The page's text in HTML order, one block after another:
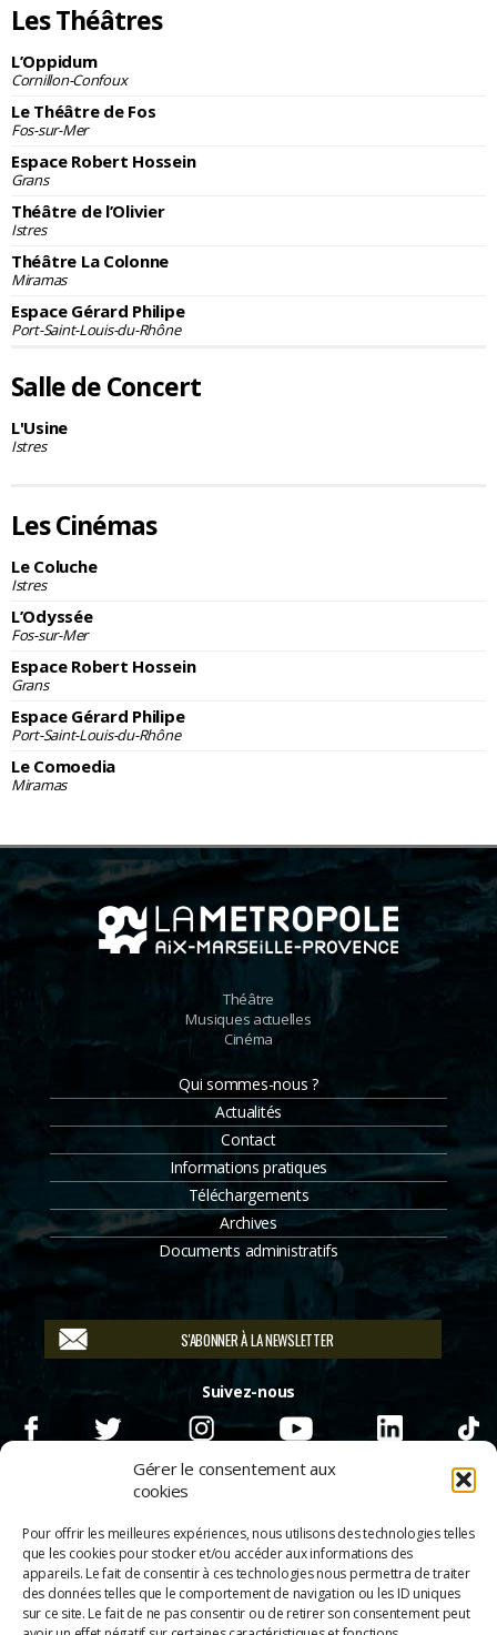
Gérer le consentement aux
cookies
Pour offrir les meilleures expériences, nous utilisons des technologies telles
que les cookies pour stocker et/ou accéder aux informations des
appareils. Le fait de consentir à ces technologies nous permettra de traiter
des données telles que le comportement de navigation ou les ID uniques
sur ce site. Le fait de ne pas consentir ou de retirer son consentement peut
Les Théâtres
L’Oppidum
Cornillon-Confoux
Le Théâtre de Fos
Fos-sur-Mer
Espace Robert Hossein
Grans
Théâtre de l’Olivier
Istres
Théâtre La Colonne
Miramas
Espace Gérard Philipe
Port-Saint-Louis-du-Rhône
Salle de Concert
L'Usine
Istres
Les Cinémas
Le Coluche
Istres
L’Odyssée
Fos-sur-Mer
Espace Robert Hossein
Grans
Espace Gérard Philipe
Port-Saint-Louis-du-Rhône
Le Comoedia
Miramas
Théâtre
Musiques actuelles
Cinéma
Qui sommes-nous ?
Actualités
Contact
Informations pratiques
Téléchargements
Archives
Documents administratifs
S'ABONNER À LA NEWSLETTER
Suivez-nous